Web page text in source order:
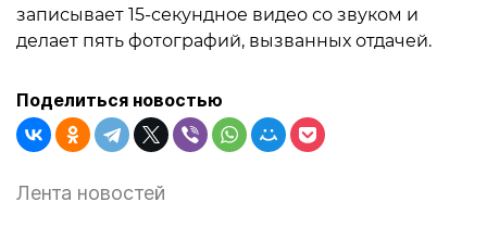
записывает 15-секундное видео со звуком и
делает пять фотографий, вызванных отдачей.
Поделиться новостью
Лента новостей